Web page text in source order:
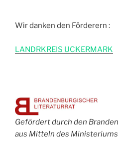
Wir danken den Förderern :
LANDRKREIS UCKERMARK
Gefördert durch den
aus Mitteln des